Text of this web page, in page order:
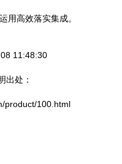
用高效落实集成。
11:48:30
出处：
product/100.html